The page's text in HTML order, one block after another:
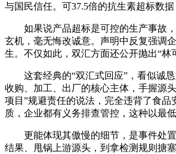
与国民信任。可37.5倍的抗生素超标数
如果说产品超标是可控的生产事故
玄机，毫无悔改诚意。声明中反复强调
生。不仅如此，双汇方面还公开抛出“林
这套经典的“双汇式回应”，看似诚
收购、加工、出厂的核心主体，手握源
项目”规避责任的说法，完全违背了食
质，企业都有义务排查管控，这种以最
更能体现其傲慢的细节，是事件处
结果、甩锅上游源头，到拿检测规则搪